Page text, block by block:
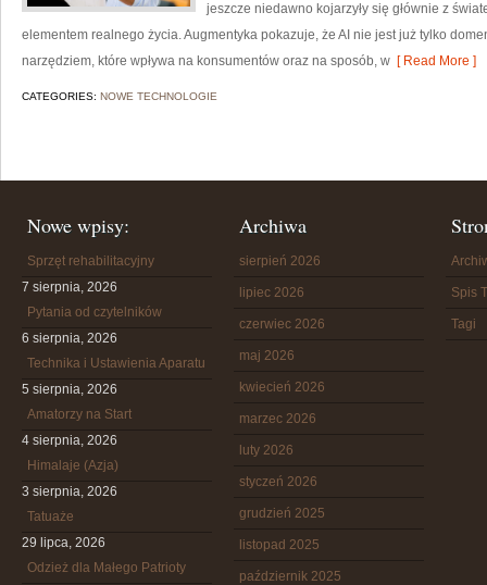
jeszcze niedawno kojarzyły się głównie z
elementem realnego życia. Augmentyka pokazuje, że AI nie jest już tylko
narzędziem, które wpływa na konsumentów oraz na sposób, w [ Read More ]
CATEGORIES: NOWE TECHNOLOGIE
Nowe wpisy:
Sprzęt rehabilitacyjny
7 sierpnia, 2026
Pytania od czytelników
6 sierpnia, 2026
Technika i Ustawienia Aparatu
5 sierpnia, 2026
Amatorzy na Start
4 sierpnia, 2026
Himalaje (Azja)
3 sierpnia, 2026
Tatuaże
29 lipca, 2026
Odzież dla Małego Patrioty
Archiwa
sierpień 2026
lipiec 2026
czerwiec 2026
maj 2026
kwiecień 2026
marzec 2026
luty 2026
styczeń 2026
grudzień 2025
listopad 2025
październik 2025
Spis
Tagi